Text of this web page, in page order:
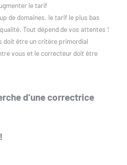
le tarif
de domaines, le tarif le plus bas
qualité. Tout dépend de vos attentes !
doit être un critère primordial
vous et le correcteur doit être
d’une correctrice